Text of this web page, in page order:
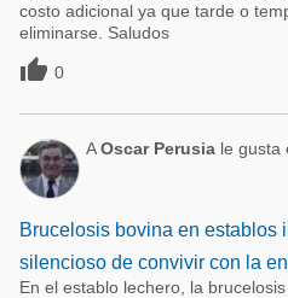
costo adicional ya que tarde o
eliminarse. Saludos
 0
AOscar Perusia le gusta
Brucelosis bovina en establos
silencioso de convivir con la
En el establo lechero, la